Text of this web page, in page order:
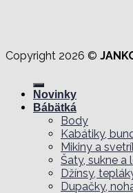
Copyright 2026 ©
Novinky
Bábätká
Body
Kabátiky,
Mikiny a
Šaty, sukne a
Džínsy,
Dupačky,